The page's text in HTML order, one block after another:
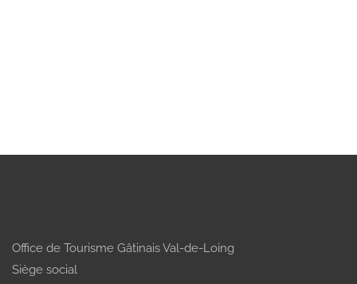
Office de Tourisme Gâtinais Val-de-Loing
Siège social